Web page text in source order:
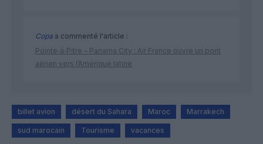
Copa a commenté l'article :
Pointe‑à‑Pitre – Panama City : Air France ouvre un pont
aérien vers l’Amérique latine
billet avion désert du Sahara Maroc Marrakech
sud marocain Tourisme vacances